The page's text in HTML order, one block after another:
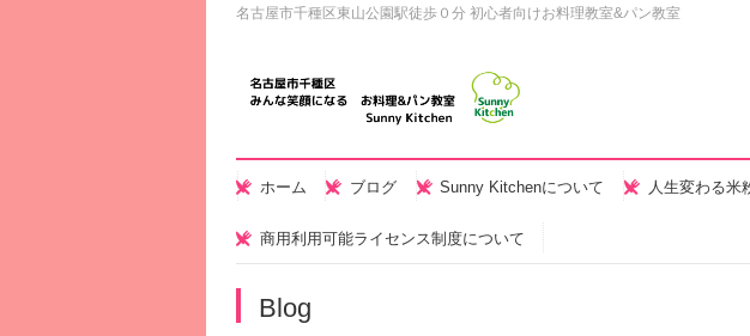
名古屋市千種区東山公園駅徒歩０分 初心者向けお料理教室&パン教室
ホーム ブログ Sunny Kitchenについて 人生変わる米
商用利用可能ライセンス制度について
Blog